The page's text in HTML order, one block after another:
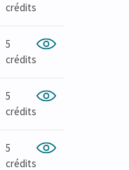
crédits
5
crédits
5
crédits
5
crédits